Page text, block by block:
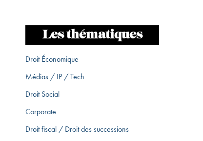
Les thématiques
Droit Économique
Médias / IP / Tech
Droit Social
Corporate
Droit fiscal / Droit des successions